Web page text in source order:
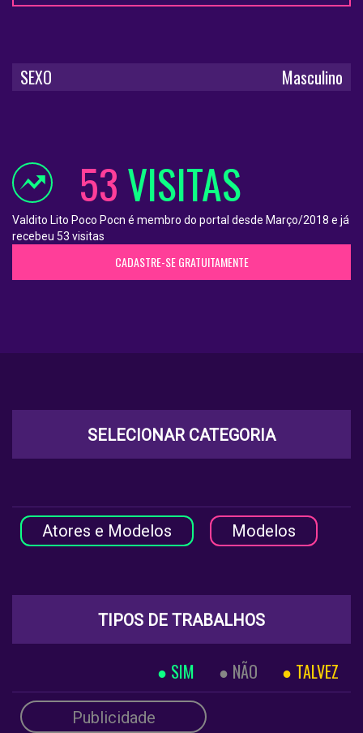
SEXO Masculino
53VISITAS
Valdito Lito Poco Pocn é membro do portal desde Março/2018 e já
recebeu 53 visitas
CADASTRE-SE GRATUITAMENTE
SELECIONAR CATEGORIA
Atores e Modelos Modelos
TIPOS DE TRABALHOS
SIM NÃO TALVEZ
Publicidade